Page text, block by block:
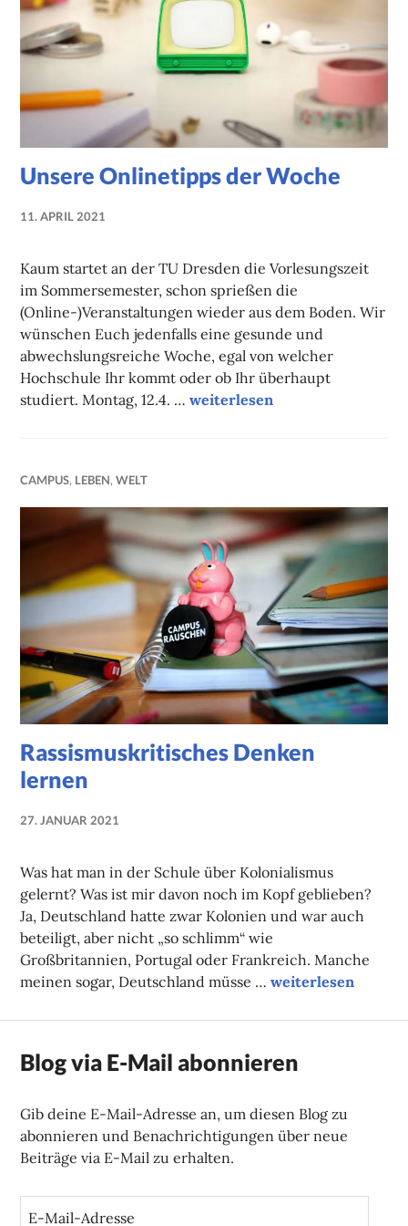
Unsere Onlinetipps der Woche
11. APRIL 2021
Kaum startet an der TU Dresden die Vorlesungszeit
im Sommersemester, schon sprießen die
(Online-)Veranstaltungen wieder aus dem Boden. Wir
wünschen Euch jedenfalls eine gesunde und
abwechslungsreiche Woche, egal von welcher
Hochschule Ihr kommt oder ob Ihr überhaupt
studiert. Montag, 12.4. …Unsere Onlinetipps der Woche
weiterlesen
CAMPUS, LEBEN,WELT
Rassismuskritisches Denken
lernen
27. JANUAR 2021
Was hat man in der Schule über Kolonialismus
gelernt? Was ist mir davon noch im Kopf geblieben?
Ja, Deutschland hatte zwar Kolonien und war auch
beteiligt, aber nicht „so schlimm“ wie
Großbritannien, Portugal oder Frankreich. Manche
meinen sogar, Deutschland müsse …weiterlesen
Blog via E-Mail abonnieren
Gib deine E-Mail-Adresse an, um diesen Blog zu
abonnieren und Benachrichtigungen über neue
Beiträge via E-Mail zu erhalten.